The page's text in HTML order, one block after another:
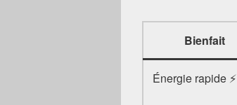
Bienfait
Énergie rapide ⚡